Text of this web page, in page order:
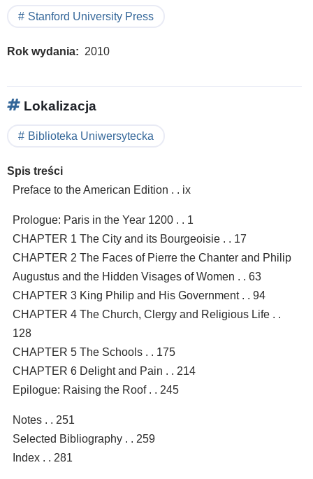
Stanford University Press
Rok wydania 2010
Lokalizacja
Biblioteka Uniwersytecka
Spis treści
Preface to the American Edition . . ix
Prologue: Paris in the Year 1200 . . 1
CHAPTER 1 The City and its Bourgeoisie . . 17
CHAPTER 2 The Faces of Pierre the Chanter and Philip
Augustus and the Hidden Visages of Women . . 63
CHAPTER 3 King Philip and His Government . . 94
CHAPTER 4 The Church, Clergy and Religious Life . .
128
CHAPTER 5 The Schools . . 175
CHAPTER 6 Delight and Pain . . 214
Epilogue: Raising the Roof . . 245
Notes . . 251
Selected Bibliography . . 259
Index . . 281